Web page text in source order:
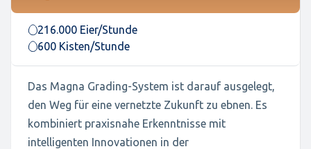
216.000 Eier/Stunde
600 Kisten/Stunde
Das Magna Grading-System ist darauf ausgelegt,
den Weg für eine vernetzte Zukunft zu ebnen. Es
kombiniert praxisnahe Erkenntnisse mit
intelligenten Innovationen in der